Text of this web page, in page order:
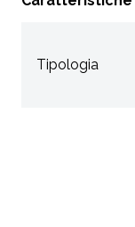
Tipologia